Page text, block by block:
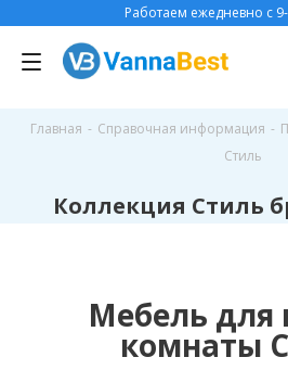
Работаем ежедневно с
Главная - Справочная информация -
Стиль
Коллекция Стиль
Мебель для
комнаты